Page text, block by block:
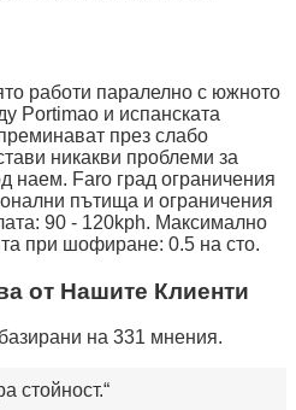
работи паралелно с южното
Portimao и испанската
през слабо
никакви проблеми за
наем. Faro град ограничения
пътища и ограничения
90 - 120kph. Максимално
при шофиране: 0.5 на сто.
от Нашите Клиенти
на 331 мнения.
стойност.